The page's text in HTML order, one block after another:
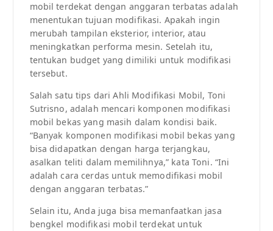
mobil terdekat dengan anggaran terbatas adalah
menentukan tujuan modifikasi. Apakah ingin
merubah tampilan eksterior, interior, atau
meningkatkan performa mesin. Setelah itu,
tentukan budget yang dimiliki untuk modifikasi
tersebut.
Salah satu tips dari Ahli Modifikasi Mobil, Toni
Sutrisno, adalah mencari komponen modifikasi
mobil bekas yang masih dalam kondisi baik.
“Banyak komponen modifikasi mobil bekas yang
bisa didapatkan dengan harga terjangkau,
asalkan teliti dalam memilihnya,” kata Toni. “Ini
adalah cara cerdas untuk memodifikasi mobil
dengan anggaran terbatas.”
Selain itu, Anda juga bisa memanfaatkan jasa
bengkel modifikasi mobil terdekat untuk